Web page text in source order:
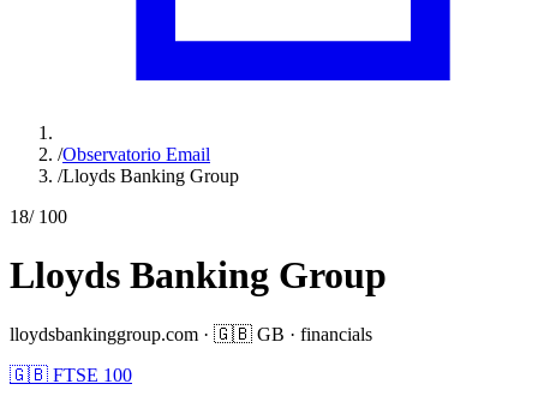
/Observatorio Email
/Lloyds Banking Group
18/ 100
Lloyds Banking Group
lloydsbankinggroup.com · 🇬🇧 GB · financials
🇬🇧 FTSE 100